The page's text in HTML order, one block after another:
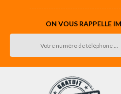
ON VOUS RAPPELLE